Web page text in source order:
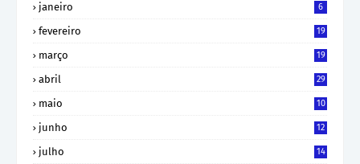
janeiro 6
fevereiro 19
março 19
abril 29
maio 10
junho 12
julho 14